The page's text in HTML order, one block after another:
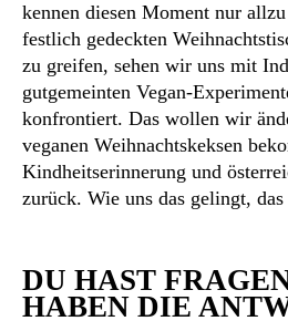
kennen diesen Moment nur
festlich gedeckten
zu greifen, sehen wir uns mit
gutgemeinten Vegan-
konfrontiert. Das wollen wir
veganen Weihnachtskeksen
Kindheitserinnerung und
zurück. Wie uns das gelingt,
DU HAST
HABEN DIE